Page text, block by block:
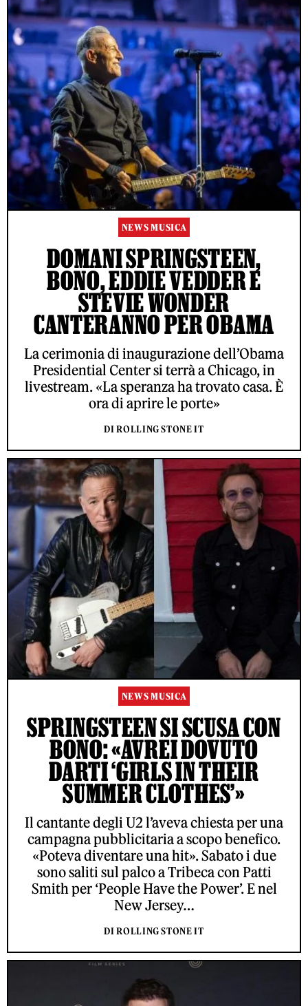
NEWS MUSICA
DOMANI SPRINGSTEEN,
BONO, EDDIE VEDDER E
STEVIE WONDER
CANTERANNO PER OBAMA
La cerimonia di inaugurazione dell’Obama
Presidential Center si terrà a Chicago, in
livestream. «La speranza ha trovato casa. È
ora di aprire le porte»
DI ROLLING STONE IT
NEWS MUSICA
SPRINGSTEEN SI SCUSA CON
BONO: «AVREI DOVUTO
DARTI ‘GIRLS IN THEIR
SUMMER CLOTHES’»
Il cantante degli U2 l’aveva chiesta per una
campagna pubblicitaria a scopo benefico.
«Poteva diventare una hit». Sabato i due
sono saliti sul palco a Tribeca con Patti
Smith per ‘People Have the Power’. E nel
New Jersey…
DI ROLLING STONE IT